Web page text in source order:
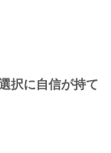
択に自信が持て